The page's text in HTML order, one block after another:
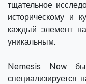
тщательное
историческому и
каждый элемент
уникальным.
Nemesis Now
специализируется